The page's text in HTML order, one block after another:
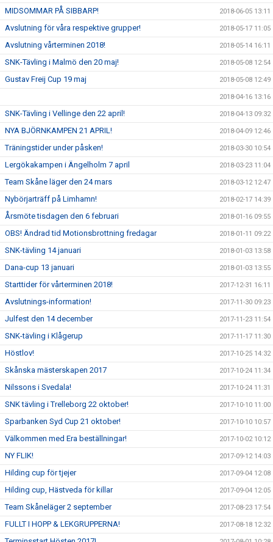
MIDSOMMAR PÅ SIBBARP! 2018-06-05 13:11
Avslutning för våra respektive grupper! 2018-05-17 11:05
Avslutning vårterminen 2018! 2018-05-14 16:11
SNK-Tävling i Malmö den 20 maj! 2018-05-08 12:54
Gustav Freij Cup 19 maj 2018-05-08 12:49
2018-04-16 13:16
SNK-Tävling i Vellinge den 22 april! 2018-04-13 09:32
NYA BJÖRNKAMPEN 21 APRIL! 2018-04-09 12:46
Träningstider under påsken! 2018-03-30 10:54
Lergökakampen i Ängelholm 7 april 2018-03-23 11:04
Team Skåne läger den 24 mars 2018-03-12 12:47
Nybörjarträff på Limhamn! 2018-02-17 14:39
Årsmöte tisdagen den 6 februari 2018-01-16 09:55
OBS! Ändrad tid Motionsbrottning fredagar 2018-01-11 09:22
SNK-tävling 14 januari 2018-01-03 13:58
Dana-cup 13 januari 2018-01-03 13:55
Starttider för vårterminen 2018! 2017-12-31 16:11
Avslutnings-information! 2017-11-30 09:23
Julfest den 14 december 2017-11-23 11:54
SNK-tävling i Klågerup 2017-11-17 11:30
Höstlov! 2017-10-25 14:32
Skånska mästerskapen 2017 2017-10-24 11:34
Nilssons i Svedala! 2017-10-24 11:31
SNK tävling i Trelleborg 22 oktober! 2017-10-10 11:00
Sparbanken Syd Cup 21 oktober! 2017-10-10 10:57
Välkommen med Era beställningar! 2017-10-02 10:12
NY FLIK! 2017-09-12 14:03
Hilding cup för tjejer 2017-09-04 12:08
Hilding cup, Hästveda för killar 2017-09-04 12:05
Team Skåneläger 2 september 2017-08-23 17:54
FULLT I HOPP & LEKGRUPPERNA! 2017-08-18 12:32